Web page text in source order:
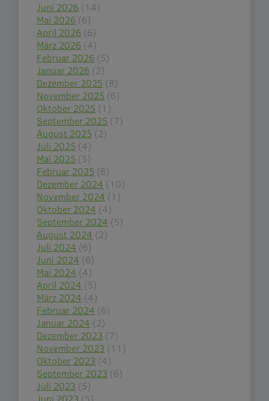
Juni 2026 (14)
Mai 2026 (6)
April 2026 (6)
März 2026 (4)
Februar 2026 (5)
Januar 2026 (2)
Dezember 2025 (8)
November 2025 (6)
Oktober 2025 (1)
September 2025 (7)
August 2025 (2)
Juli 2025 (4)
Mai 2025 (5)
Februar 2025 (8)
Dezember 2024 (10)
November 2024 (1)
Oktober 2024 (4)
September 2024 (5)
August 2024 (2)
Juli 2024 (6)
Juni 2024 (6)
Mai 2024 (4)
April 2024 (5)
März 2024 (4)
Februar 2024 (6)
Januar 2024 (2)
Dezember 2023 (7)
November 2023 (11)
Oktober 2023 (4)
September 2023 (6)
Juli 2023 (5)